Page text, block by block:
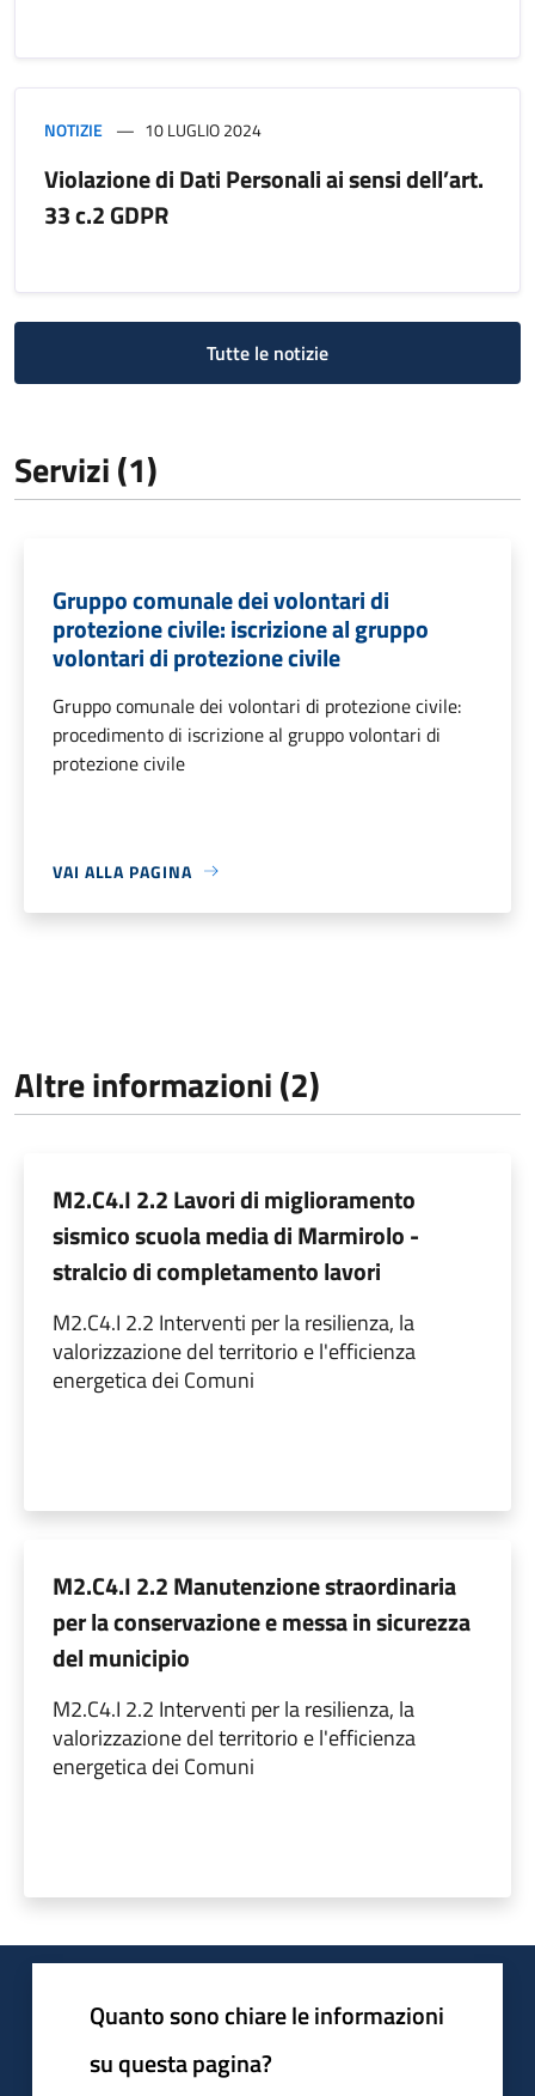
NOTIZIE 10 LUGLIO 2024
Violazione di Dati Personali ai sensi dell’art.
33 c.2 GDPR
Tutte le notizie
Servizi (1)
Gruppo comunale dei volontari di
protezione civile: iscrizione al gruppo
volontari di protezione civile
Gruppo comunale dei volontari di protezione civile:
procedimento di iscrizione al gruppo volontari di
protezione civile
VAI ALLA PAGINA
Altre informazioni (2)
M2.C4.I 2.2 Lavori di miglioramento
sismico scuola media di Marmirolo -
stralcio di completamento lavori
M2.C4.I 2.2 Interventi per la resilienza, la
valorizzazione del territorio e l'efficienza
energetica dei Comuni
M2.C4.I 2.2 Manutenzione straordinaria
per la conservazione e messa in sicurezza
del municipio
M2.C4.I 2.2 Interventi per la resilienza, la
valorizzazione del territorio e l'efficienza
energetica dei Comuni
Quanto sono chiare le informazioni
su questa pagina?